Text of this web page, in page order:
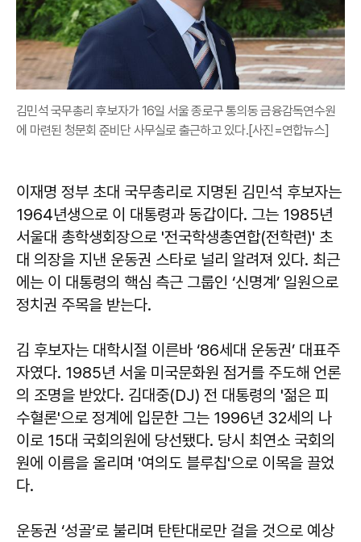
김민석 국무총리 후보자가 16일 서울 종로구 통의동 금융감독연수원
에 마련된 청문회 준비단 사무실로 출근하고 있다.[사진=연합뉴스]
이재명 정부 초대 국무총리로 지명된 김민석 후보자는
1964년생으로 이 대통령과 동갑이다. 그는 1985년
서울대 총학생회장으로 '전국학생총연합(전학련)' 초
대 의장을 지낸 운동권 스타로 널리 알려져 있다. 최근
에는 이 대통령의 핵심 측근 그룹인 ‘신명계’ 일원으로
정치권 주목을 받는다.
김 후보자는 대학시절 이른바 ‘86세대 운동권’ 대표주
자였다. 1985년 서울 미국문화원 점거를 주도해 언론
의 조명을 받았다. 김대중(DJ) 전 대통령의 '젊은 피
수혈론'으로 정계에 입문한 그는 1996년 32세의 나
이로 15대 국회의원에 당선됐다. 당시 최연소 국회의
원에 이름을 올리며 '여의도 블루칩'으로 이목을 끌었
다.
운동권 ‘성골’로 불리며 탄탄대로만 걸을 것으로 예상